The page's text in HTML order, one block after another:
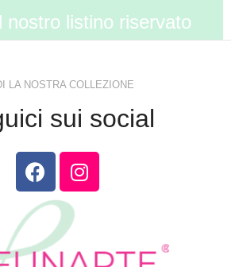
nostro listino riservato
LA NOSTRA COLLEZIONE
sui social